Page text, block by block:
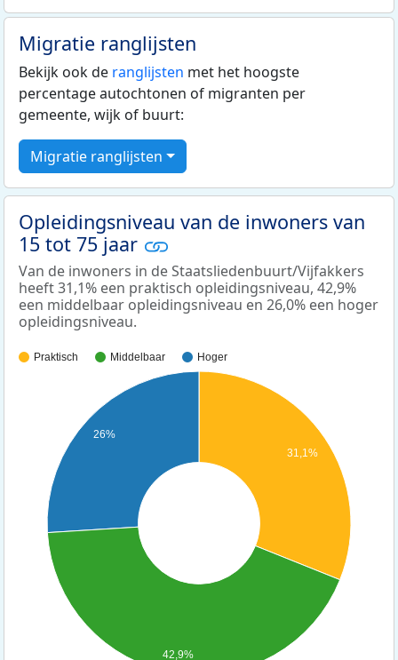
Migratie ranglijsten
Bekijk ook de ranglijsten met het hoogste
percentage autochtonen of migranten per
gemeente, wijk of buurt:
Migratie ranglijsten
Opleidingsniveau van de inwoners van
15 tot 75 jaar
Van de inwoners in de Staatsliedenbuurt/Vijfakkers
heeft 31,1% een praktisch opleidingsniveau, 42,9%
een middelbaar opleidingsniveau en 26,0% een hoger
opleidingsniveau.
Praktisch Middelbaar Hoger
31,1%
26%
42,9%